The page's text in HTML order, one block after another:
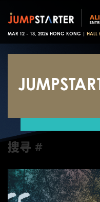
MAR 12 - 13, 2026 HONG KONG |
搜寻 #